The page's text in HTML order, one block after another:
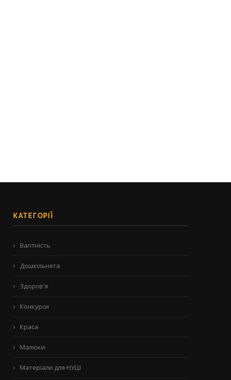
КАТЕГОРІЇ
Вагітність
Дошкільнята
Здоров'я
Конкурси
Краса
Малюки
Матеріали для НУШ